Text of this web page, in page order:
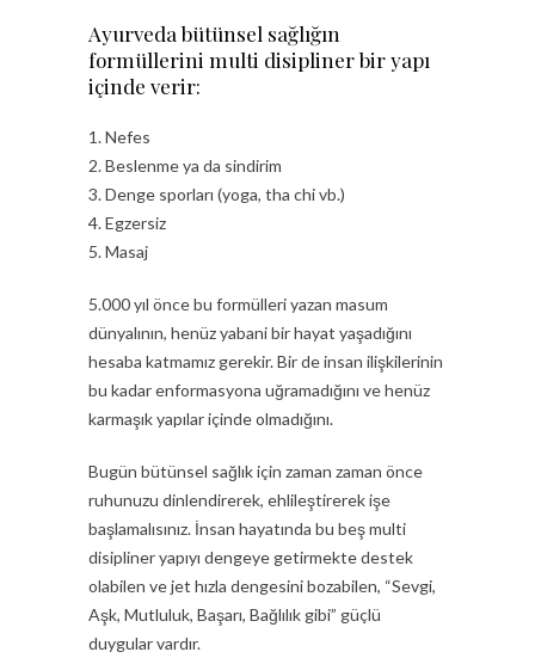
Ayurveda bütünsel sağlığın
formüllerini multi disipliner bir yapı
içinde verir:
1. Nefes
2. Beslenme ya da sindirim
3. Denge sporları (yoga, tha chi vb.)
4. Egzersiz
5. Masaj
5.000 yıl önce bu formülleri yazan masum
dünyalının, henüz yabani bir hayat yaşadığını
hesaba katmamız gerekir. Bir de insan ilişkilerinin
bu kadar enformasyona uğramadığını ve henüz
karmaşık yapılar içinde olmadığını.
Bugün bütünsel sağlık için zaman zaman önce
ruhunuzu dinlendirerek, ehlileştirerek işe
başlamalısınız. İnsan hayatında bu beş multi
disipliner yapıyı dengeye getirmekte destek
olabilen ve jet hızla dengesini bozabilen, “Sevgi,
Aşk, Mutluluk, Başarı, Bağlılık gibi” güçlü
duygular vardır.